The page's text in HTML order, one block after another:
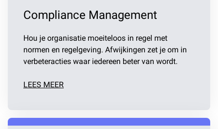
Compliance Management
Hou je organisatie moeiteloos in regel met
normen en regelgeving. Afwijkingen zet je om in
verbeteracties waar iedereen beter van wordt.
LEES MEER